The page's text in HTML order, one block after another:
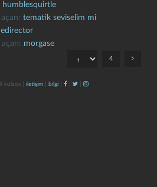
humblesquirtle
açan: tematik seviselim mi
açan: morgase
4
kulzos | iletişim| bilgi| | |